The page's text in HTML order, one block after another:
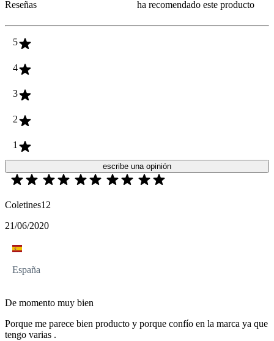
Reseñas
ha recomendado este producto
5
4
3
2
1
escribe una opinión
Coletines12
21/06/2020
España
De momento muy bien
Porque me parece bien producto y porque confío en la marca ya que
tengo varias .